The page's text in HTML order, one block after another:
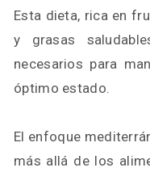
Esta dieta, rica en
y grasas
necesarios para
óptimo estado.
El enfoque
más allá de los